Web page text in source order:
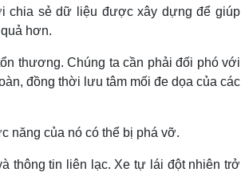
chia sẻ dữ liệu được xây dựng để giúp
hơn.
thương. Chúng ta cần phải đối phó với
đồng thời lưu tâm mối đe dọa của các
năng của nó có thể bị phá vỡ.
thông tin liên lạc. Xe tự lái đột nhiên trở